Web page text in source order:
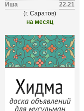
Иша
22.21
(г. Саратов)
на месяц